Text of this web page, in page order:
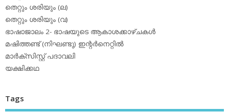
തെറ്റും ശരിയും (ല)
തെറ്റും ശരിയും (വ)
ഭാഷാജാലം 2- ഭാഷയുടെ ആകാശക്കാഴ്ചകള്‍
മഷിത്തണ്ട് (നിഘണ്ടു) ഇന്റര്‍നെറ്റില്‍
മാര്‍ക്‌സിസ്റ്റ് പദാവലി
യക്ഷിക്കഥ
Tags